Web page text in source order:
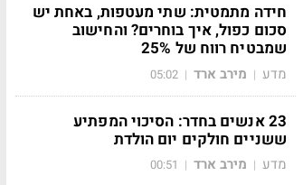
חידה מתמטית: שתי מעטפות, באחת יש
סכום כפול, איך בוחרים? והחישוב
שמבטיח רווח של 25%
מדע | מירב ארד |
05:02
23 אנשים בחדר: הסיכוי המפתיע
ששניים חולקים יום הולדת
מדע | מירב ארד |
00:51